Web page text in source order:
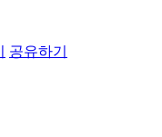
공유하기